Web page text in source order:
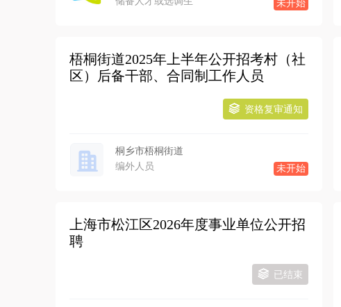
未开始
梧桐街道2025年上半年公开招考村（社
区）后备干部、合同制工作人员
资格复审通知
桐乡市梧桐街道
未开始
编外人员
上海市松江区2026年度事业单位公开招
聘
已结束